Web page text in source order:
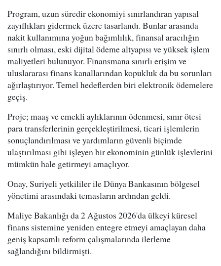
Program, uzun süredir ekonomiyi sınırlandıran yapısal
zayıflıkları gidermek üzere tasarlandı. Bunlar arasında
nakit kullanımına yoğun bağımlılık, finansal aracılığın
sınırlı olması, eski dijital ödeme altyapısı ve yüksek işlem
maliyetleri bulunuyor. Finansmana sınırlı erişim ve
uluslararası finans kanallarından kopukluk da bu sorunları
ağırlaştırıyor. Temel hedeflerden biri elektronik ödemelere
geçiş.
Proje; maaş ve emekli aylıklarının ödenmesi, sınır ötesi
para transferlerinin gerçekleştirilmesi, ticari işlemlerin
sonuçlandırılması ve yardımların güvenli biçimde
ulaştırılması gibi işleyen bir ekonominin günlük işlevlerini
mümkün hale getirmeyi amaçlıyor.
Onay, Suriyeli yetkililer ile Dünya Bankasının bölgesel
yönetimi arasındaki temasların ardından geldi.
Maliye Bakanlığı da 2 Ağustos 2026'da ülkeyi küresel
finans sistemine yeniden entegre etmeyi amaçlayan daha
geniş kapsamlı reform çalışmalarında ilerleme
sağlandığını bildirmişti.